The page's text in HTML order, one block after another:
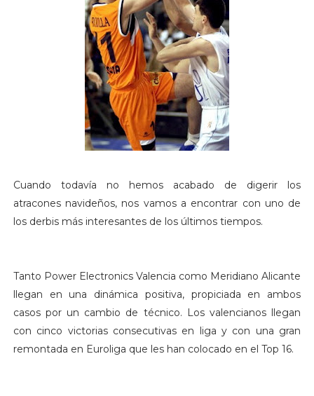
Cuando todavía no hemos acabado de digerir los
atracones navideños, nos vamos a encontrar con uno de
los derbis más interesantes de los últimos tiempos.
Tanto Power Electronics Valencia como Meridiano Alicante
llegan en una dinámica positiva, propiciada en ambos
casos por un cambio de técnico. Los valencianos llegan
con cinco victorias consecutivas en liga y con una gran
remontada en Euroliga que les han colocado en el Top 16.